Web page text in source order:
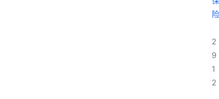
险
2
9
1
2